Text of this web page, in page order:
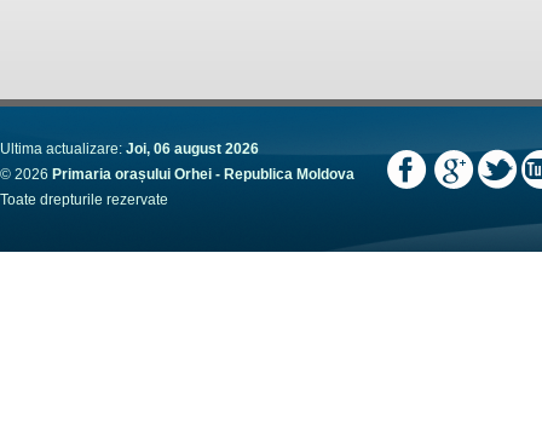
Ultima actualizare: Joi, 06 august 2026
© 2026 Primaria orașului Orhei - Republica Moldova
Toate drepturile rezervate